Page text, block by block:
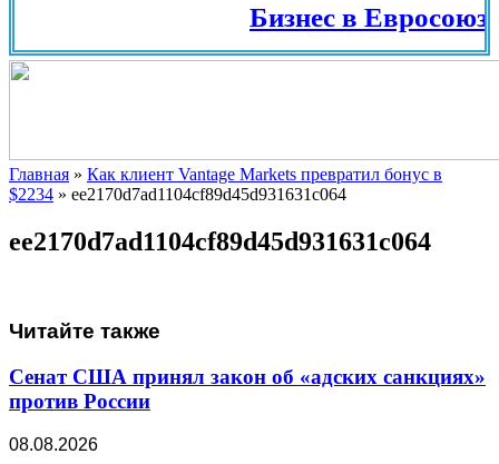
Бизнес в
Главная » Как клиент Vantage Markets превратил бонус в
$2234 » ee2170d7ad1104cf89d45d931631c064
ee2170d7ad1104cf89d45d931631c064
Читайте также
Сенат США принял закон об «адских санкциях»
против России
08.08.2026